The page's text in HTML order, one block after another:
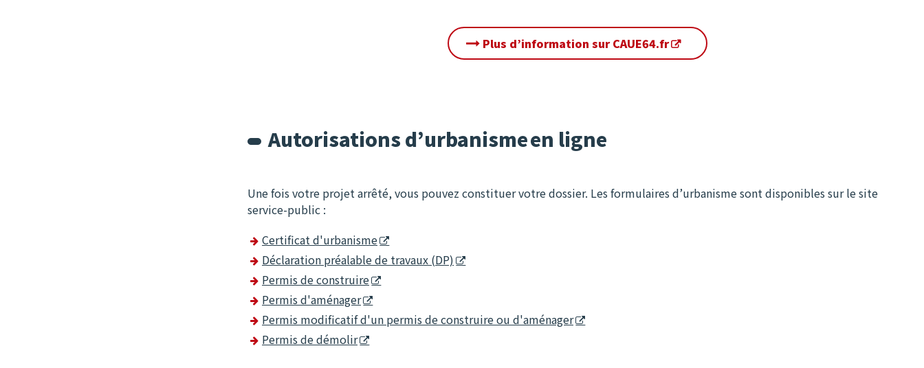
Plus d’information sur CAUE64.fr
Autorisations d’urbanisme en ligne
Une fois votre projet arrêté, vous pouvez constituer votre dossier. Les formulaires d’urbanisme sont disponibles sur le site
service-public :
Certificat d'urbanisme
Déclaration préalable de travaux (DP)
Permis de construire
Permis d'aménager
Permis modificatif d'un permis de construire ou d'aménager
Permis de démolir